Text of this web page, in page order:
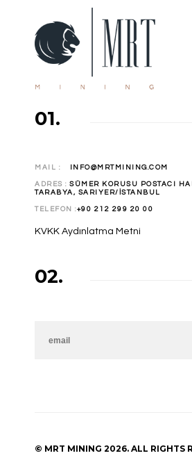
01.
MAIL : INFO@MRTMINING.COM
ADRES : SÜMER KORUSU POSTACI
TARABYA, SARIYER/İSTANBUL
TELEFON :+90 212 299 20 00
KVKK Aydınlatma Metni
02.
KAYIT OL
© MRT MINING 2026. ALL RIGHTS